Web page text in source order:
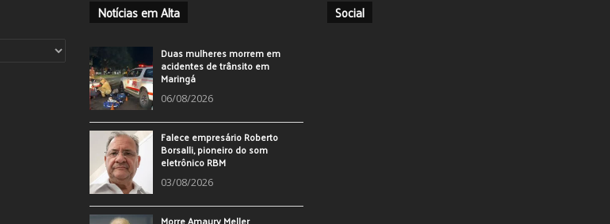
Notícias em Alta
Duas mulheres morrem em
acidentes de trânsito em
Maringá
06/08/2026
Falece empresário Roberto
Borsalli, pioneiro do som
eletrônico RBM
03/08/2026
Social